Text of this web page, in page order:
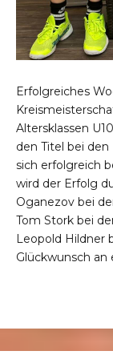
Erfolgreiches
Altersklassen
den Titel bei den
sich erfolgreich
wird der Erfolg
Oganezov bei
Tom Stork bei
Leopold Hildner
Glückwunsch an